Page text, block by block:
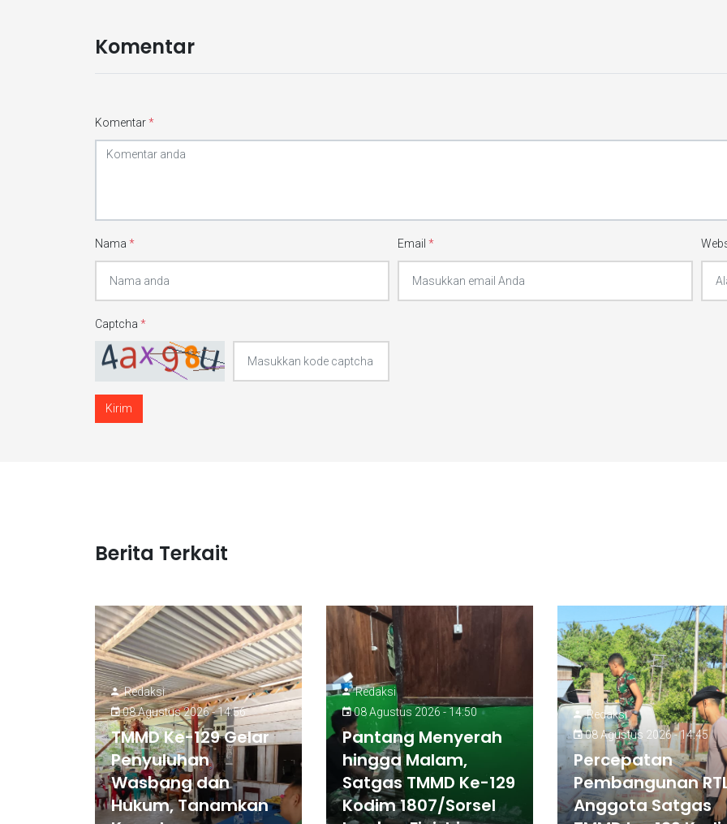
Komentar
Komentar*
Nama * Email*
Captcha *
Kirim
Berita Terkait
Redaksi
08 Agustus 2026 - 14:56
TMMD Ke-129 Gelar
Penyuluhan
Wasbang dan
Hukum, Tanamkan
Redaksi
08 Agustus 2026 - 14:50
Pantang Menyerah
hingga Malam,
Satgas TMMD Ke-129
Kodim 1807/Sorsel
Redaksi
08 Agustus 2026 - 14:45
Percepatan
Pembangunan
Anggota Satgas